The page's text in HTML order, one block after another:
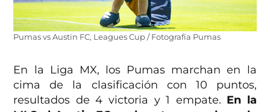
Pumas vs Austin FC, Leagues Cup / Fotografía Pumas
En la Liga MX, los Pumas marchan en la
cima de la clasificación con 10 puntos,
resultados de 4 victoria y 1 empate. En la